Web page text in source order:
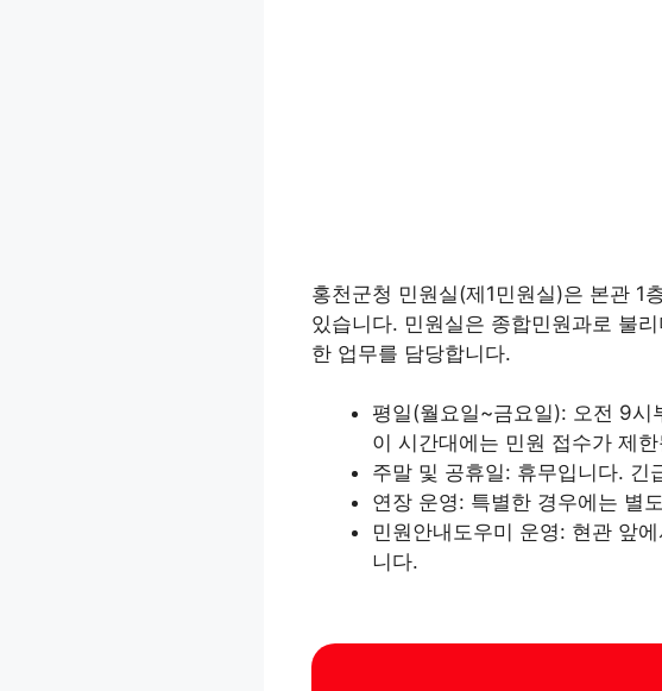
홍천군청 민원실(제1민원실)은 본관 1
있습니다. 민원실은 종합민원과로 불
한 업무를 담당합니다.
평일(월요일~금요일): 오전 9시
이 시간대에는 민원 접수가 제
주말 및 공휴일: 휴무입니다. 긴
연장 운영: 특별한 경우에는 별
민원안내도우미 운영: 현관 앞
니다.